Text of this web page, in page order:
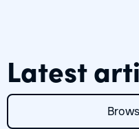
Latest